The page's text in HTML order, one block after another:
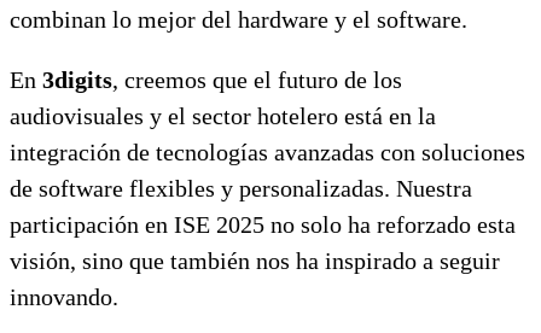
combinan lo mejor del hardware y el software.
En 3digits, creemos que el futuro de los
audiovisuales y el sector hotelero está en la
integración de tecnologías avanzadas con soluciones
de software flexibles y personalizadas. Nuestra
participación en ISE 2025 no solo ha reforzado esta
visión, sino que también nos ha inspirado a seguir
innovando.